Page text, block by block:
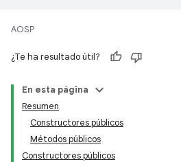
AOSP
¿Te ha resultado útil?
En esta página
Resumen
Constructores públicos
Métodos públicos
Constructores públicos